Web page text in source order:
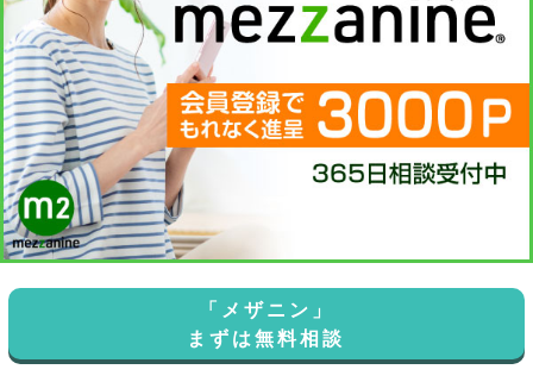
「メザニン」
まずは無料相談